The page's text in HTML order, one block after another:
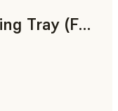
IBT Flex Indirect Bonding Tray (Form 4)